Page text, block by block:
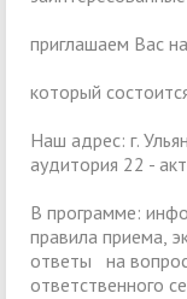
приглашаем
который
Наш адрес: г.
аудитория 22 -
В программе:
правила приема,
ответы на
ответственного